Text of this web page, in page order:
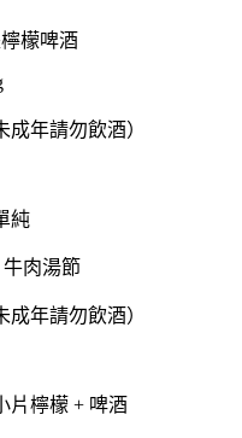
檬啤酒
成年請勿飲酒）
純
成年請勿飲酒）
片檸檬 + 啤酒